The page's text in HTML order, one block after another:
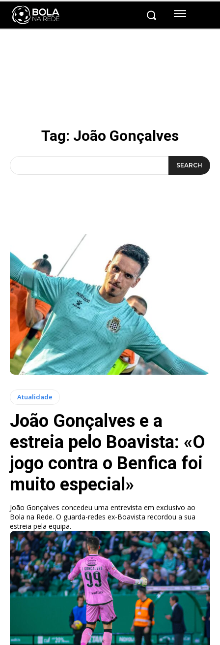
Tag: João Gonçalves
SEARCH
Atualidade
João Gonçalves e a
estreia pelo Boavista: «O
jogo contra o Benfica foi
muito especial»
João Gonçalves concedeu uma entrevista em exclusivo ao
Bola na Rede. O guarda-redes ex-Boavista recordou a sua
estreia pela equipa.